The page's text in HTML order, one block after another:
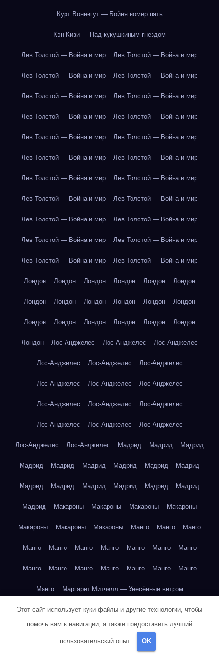
Курт Воннегут — Бойня номер пять
Кэн Кизи — Над кукушкиным гнездом
Лев Толстой — Война и мир Лев Толстой — Война и мир
Лев Толстой — Война и мир Лев Толстой — Война и мир
Лев Толстой — Война и мир Лев Толстой — Война и мир
Лев Толстой — Война и мир Лев Толстой — Война и мир
Лев Толстой — Война и мир Лев Толстой — Война и мир
Лев Толстой — Война и мир Лев Толстой — Война и мир
Лев Толстой — Война и мир Лев Толстой — Война и мир
Лев Толстой — Война и мир Лев Толстой — Война и мир
Лев Толстой — Война и мир Лев Толстой — Война и мир
Лев Толстой — Война и мир Лев Толстой — Война и мир
Лев Толстой — Война и мир Лев Толстой — Война и мир
Лондон Лондон Лондон Лондон Лондон Лондон
Лондон Лондон Лондон Лондон Лондон Лондон
Лондон Лондон Лондон Лондон Лондон Лондон
Лондон Лос-Анджелес Лос-Анджелес Лос-Анджелес
Лос-Анджелес Лос-Анджелес Лос-Анджелес
Лос-Анджелес Лос-Анджелес Лос-Анджелес
Лос-Анджелес Лос-Анджелес Лос-Анджелес
Лос-Анджелес Лос-Анджелес Лос-Анджелес
Лос-Анджелес Лос-Анджелес Мадрид Мадрид Мадрид
Мадрид Мадрид Мадрид Мадрид Мадрид Мадрид
Мадрид Мадрид Мадрид Мадрид Мадрид Мадрид
Мадрид Макароны Макароны Макароны Макароны
Макароны Макароны Макароны Манго Манго Манго
Манго Манго Манго Манго Манго Манго Манго
Манго Манго Манго Манго Манго Манго Манго
Манго Маргарет Митчелл — Унесённые ветром
Марк Твен — Приключения Тома Сойера
Марк Твен — Приключения Тома Сойера
Марк Твен — Приключения Тома Сойера
Этот сайт использует куки-файлы и другие технологии, чтобы
помочь вам в навигации, а также предоставить лучший
пользовательский опыт. OK